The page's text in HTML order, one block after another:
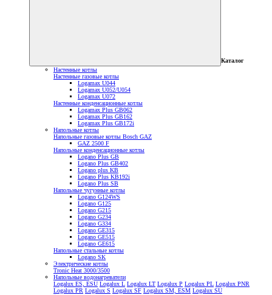
Каталог
Настенные котлы
Настенные газовые котлы
Logamax U044
Logamax U052/U054
Logamax U072
Настенные конденсационные котлы
Logamax Plus GB062
Logamax Plus GB162
Logamax Plus GB172i
Напольные котлы
Напольные газовые котлы Bosch GAZ
GAZ 2500 F
Напольные конденсационные котлы
Logano Plus GB
Logano Plus GB402
Logano plus KB
Logano Plus KB192i
Logano Plus SB
Напольные чугунные котлы
Logano G124WS
Logano G125
Logano G215
Logano G234
Logano G334
Logano GE315
Logano GE515
Logano GE615
Напольные стальные котлы
Logano SK
Электрические котлы
Tronic Heat 3000/3500
Напольные водонагреватели
Logalux ES, ESU Logalux L Logalux LT Logalux P Logalux PL Logalux PNR
Logalux PR Logalux S Logalux SF Logalux SM, ESM Logalux SU